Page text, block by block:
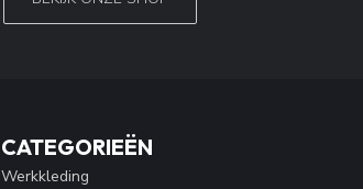
CATEGORIEËN
Werkkleding